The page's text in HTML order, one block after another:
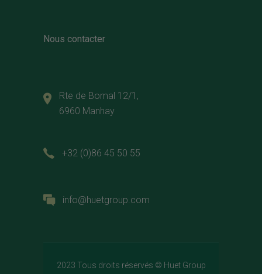
Nous contacter
Rte de Bomal 12/1,
6960 Manhay
+32 (0)86 45 50 55
info@huetgroup.com
2023 Tous droits réservés © Huet Group